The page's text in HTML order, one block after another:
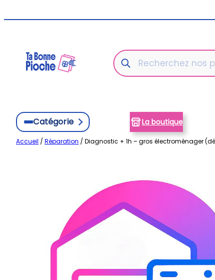
au
Recherche
de
produits
Catégorie La boutique
Accueil / Réparation / Diagnostic + 1h – gros électroménager